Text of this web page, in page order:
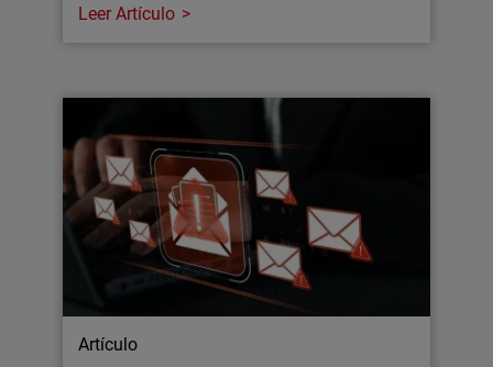
Leer Artículo
Artículo